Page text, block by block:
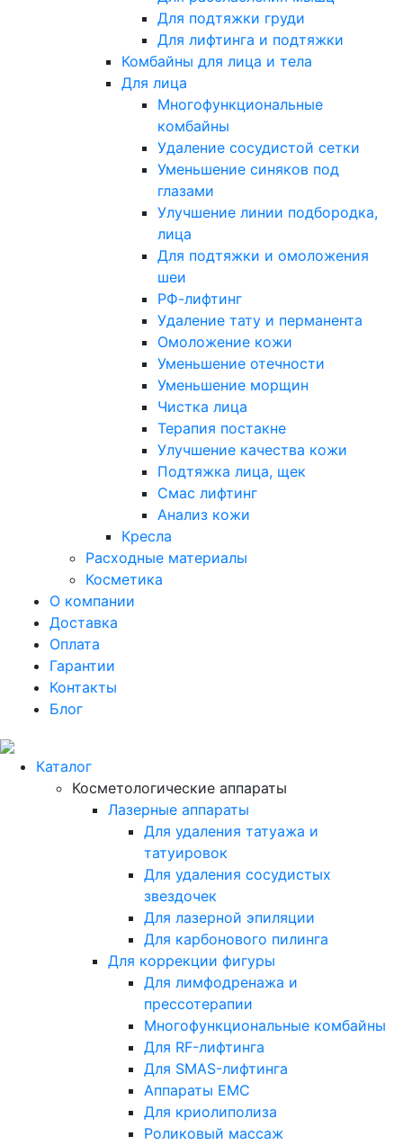
Для подтяжки груди
Для лифтинга и подтяжки
Комбайны для лица и тела
Для лица
Многофункциональные
комбайны
Удаление сосудистой сетки
Уменьшение синяков под
глазами
Улучшение линии подбородка,
лица
Для подтяжки и омоложения
шеи
РФ-лифтинг
Удаление тату и перманента
Омоложение кожи
Уменьшение отечности
Уменьшение морщин
Чистка лица
Терапия постакне
Улучшение качества кожи
Подтяжка лица, щек
Смас лифтинг
Анализ кожи
Кресла
Расходные материалы
Косметика
О компании
Доставка
Оплата
Гарантии
Контакты
Блог
Каталог
Косметологические аппараты
Лазерные аппараты
Для удаления татуажа и
татуировок
Для удаления сосудистых
звездочек
Для лазерной эпиляции
Для карбонового пилинга
Для коррекции фигуры
Для лимфодренажа и
прессотерапии
Многофункциональные комбайны
Для RF-лифтинга
Для SMAS-лифтинга
Аппараты EMC
Для криолиполиза
Роликовый массаж